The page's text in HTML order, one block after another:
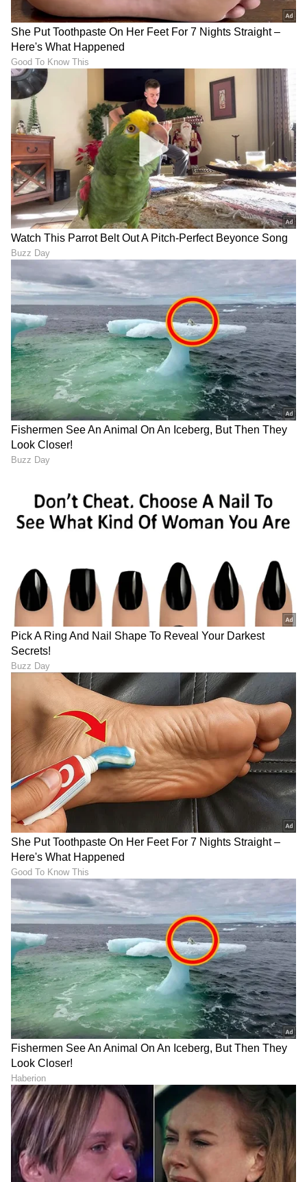
LATEST VIDEOS
ABOUT THE AUTHOR
SB Shriram Bhat
ಏಷ್ಯಾನೆಟ್ ಸುವರ್ಣನ್ಯೂಸ್.ಕಾಮ್‌ನಲ್ಲಿ ಉಪ ಸಂಪಾದಕ. ಸಿನಿಮಾ,
ಲೈಫ್‌ಸ್ಟೈಲ್, ರಾಜಕೀಯ ಸುದ್ದಿಗಳ ಬಗ್ಗೆ ಹೆಚ್ಚಿನ ಗಮನ
ನೀಡುತ್ತಿದ್ದೇನೆ. ಇಂಡಿಯನ್ ಎಕ್ಸ್‌ಪ್ರೆಸ್‌, ಒನ್‌ ಇಂಡಿಯಾ ಕನ್ನಡ
ಹಾಗೂ ವಿಜಯ ಕರ್ನಾಟಕ ವೆಬ್‌ನಲ್ಲಿ ಕೆಲಸ ಮಾಡಿದ ಅನುಭವವಿದೆ.
ಕಳೆದ 15 ವರ್ಷಗಳಿಂದ ನಿರಂತರ ಬರವಣಿಗೆ ಉದ್ಯೋಗದಲ್ಲಿದ್ದೇನೆ.
ಸುದ್ದಿ ಮಾಧ್ಯಮವಲ್ಲದೇ ಮನರಂಜನಾ ಮಾಧ್ಯಮದಲ್ಲೂ ಕೆಲಸ
ಮಾಡಿದ್ದೇನೆ. ಉತ್ತರ ಕನ್ನಡ ಜಿಲ್ಲೆ ಶಿರಸಿ ಹುಟ್ಟೂರು. ಕರ್ನಾಟಕ
ಪಡೆದಿದ್ದೇನೆ. ಸಾಮಾಜಿಕ ಕಳಕಳಿಗೆ ಹೆಚ್ಚಿನ ಆದ್ಯತೆ, ಮಾನವೀಯತೆಗೆ
ಮೊದಲ ಪ್ರಾಶಸ್ತ್ಯ.
ತ್ರಿಷಾ ಕೃಷ್ಣನ್ ದಳಪತಿ ವಿಜಯ್
ಕನ್ನಡ ಸಿನಿಮಾ (Kannada Cinema News), ಟಿವಿ
ಕಾರ್ಯಕ್ರಮಗಳು (Kannada TV Shows
), ಸೆಲೆಬ್ರಿಟಿ
ಸುವರ್ಣ ನ್ಯೂಸ್‌ನಲ್ಲಿ ಮನರಂಜನಾ ವಿಭಾಗ ನೋಡಿ.
ಸಿನಿಮಾ ವಿಮರ್ಶೆಗಳು ( Kannada Movies Review),
ತಾರೆಯರ ಸಂದರ್ಶನಗಳು, ಧಾರಾವಾಹಿ ಅಪ್‌ಡೇಟ್ಸ್‌,
ತೆರೆಮರೆಯ ಕಥೆಗಳು,
OTT ರಿಲೀಸ್‌
ಗಳ ಬಗ್ಗೆ
ಮಾಹಿತಿಯೂ ಇಲ್ಲಿದೆ.
DOWNLOAD APP
RECOMMENDED STORIES
Jaswant Singh Khalra true
story: ಸಟ್ಲುಜ್‌- ಕಾಣೆಯಾದವರ
ಹುಡುಕಹೊರಟವರೇ
ನಾಪತ್ತೆಯಾದರು!
ಅರುಣಾಚಲಕ್ಕೆ ಹೋದ ನಟಿ
ಶ್ರೀಲೀಲಾ: ವಿಶೇಷ ಪೂಜೆ,
ಅಷ್ಟಕ್ಕೂ ಏನಾಯ್ತು?